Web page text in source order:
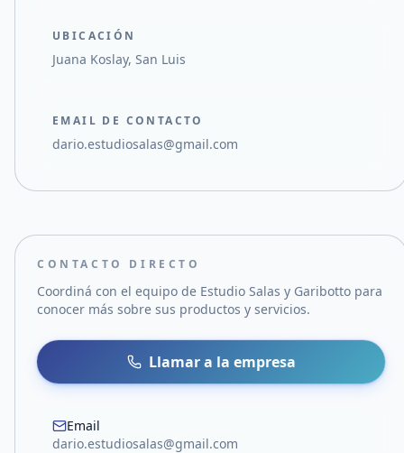
UBICACIÓN
Juana Koslay, San Luis
EMAIL DE CONTACTO
dario.estudiosalas@gmail.com
CONTACTO DIRECTO
Coordiná con el equipo de Estudio Salas y Garibotto para
conocer más sobre sus productos y servicios.
Llamar a la empresa
Email
dario.estudiosalas@gmail.com